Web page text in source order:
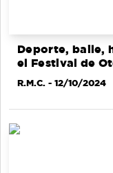
Deporte, baile,
el Festival de
R.M.C. - 12/10/2024